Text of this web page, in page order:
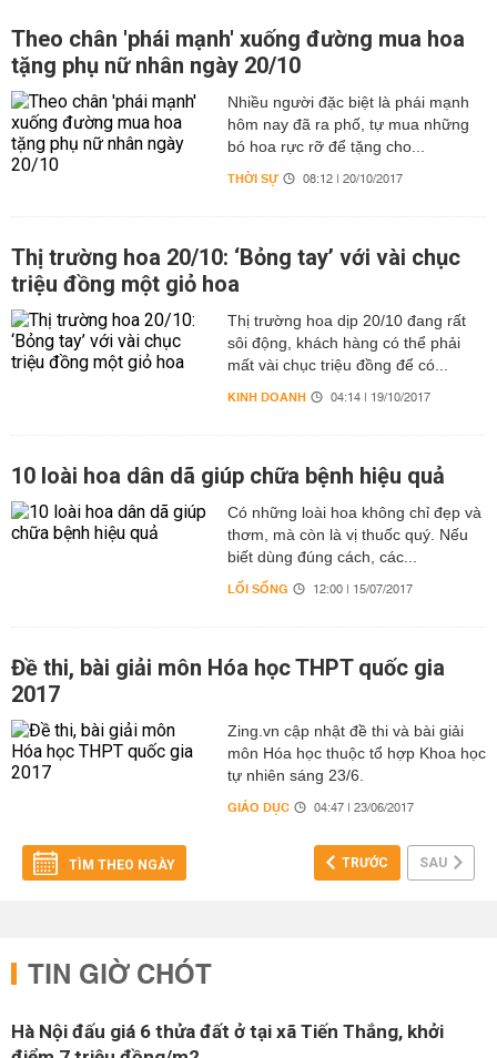
Theo chân 'phái mạnh' xuống đường mua hoa
tặng phụ nữ nhân ngày 20/10
Nhiều người đặc biệt là phái mạnh
hôm nay đã ra phố, tự mua những
bó hoa rực rỡ để tặng cho...
THỜI SỰ 08:12 | 20/10/2017
Thị trường hoa 20/10: ‘Bỏng tay’ với vài chục
triệu đồng một giỏ hoa
Thị trường hoa dịp 20/10 đang rất
sôi động, khách hàng có thể phải
mất vài chục triệu đồng để có...
KINH DOANH 04:14 | 19/10/2017
10 loài hoa dân dã giúp chữa bệnh hiệu quả
Có những loài hoa không chỉ đẹp và
thơm, mà còn là vị thuốc quý. Nếu
biết dùng đúng cách, các...
LỐI SỐNG 12:00 | 15/07/2017
Đề thi, bài giải môn Hóa học THPT quốc gia
2017
Zing.vn cập nhật đề thi và bài giải
môn Hóa học thuộc tổ hợp Khoa học
tự nhiên sáng 23/6.
GIÁO DỤC 04:47 | 23/06/2017
TÌM THEO NGÀY TRƯỚC SAU
TIN GIỜ CHÓT
Hà Nội đấu giá 6 thửa đất ở tại xã Tiến Thắng, khởi